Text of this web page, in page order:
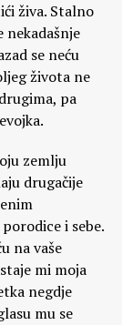
živa. Stalno
nekadašnje
se neću
života ne
pa
zemlju
drugačije
i sebe.
na vaše
mi moja
negdje
mu se